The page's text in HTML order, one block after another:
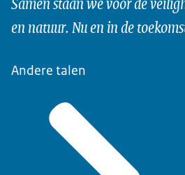
en natuur. Nu en in de
Andere talen